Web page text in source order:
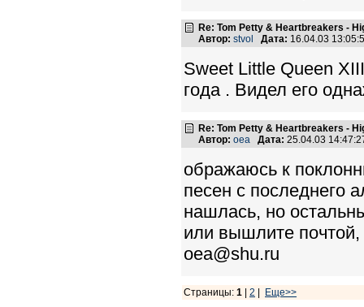
Re: Tom Petty & Heartbreakers -
Автор: stvol Дата: 16.04.03
Sweet Little Queen
года . Видел его
Re: Tom Petty & Heartbreakers -
Автор: oea Дата: 25.04.03
ображаюсь к
песен с последнего
нашлась, но
или вышлите почтой,
oea@shu.ru
Страницы: 1 2
Еще>>